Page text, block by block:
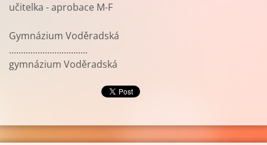
učitelka - aprobace M-F
Gymnázium Voděradská
.................................
gymnázium Voděradská